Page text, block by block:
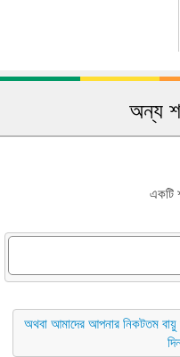
অন্য
একটি
অথবা আমাদের আপনার নিকটতম বায়ু